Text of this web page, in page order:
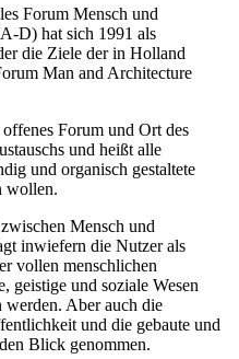
Forum Mensch und
D) hat sich 1991 als
die Ziele der in Holland
Man and Architecture
Forum und Ort des
und heißt alle
und organisch gestaltete
wollen.
Mensch und
inwiefern die Nutzer als
vollen menschlichen
geistige und soziale Wesen
werden. Aber auch die
und die gebaute und
Blick genommen.